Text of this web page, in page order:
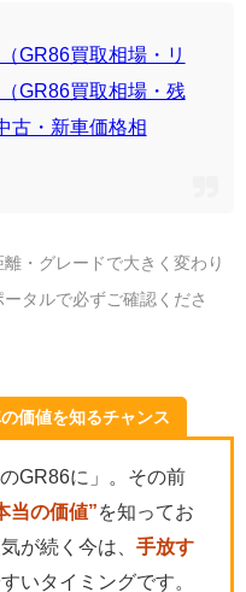
GR86買取相場・リ
GR86買取相場・残
古・新車価格相
・グレードで大きく変わり
タルで必ずご確認くださ
価値を知るチャンス
GR86に」。その前
当の価値”を知ってお
が続く今は、 手放す
いタイミングです。